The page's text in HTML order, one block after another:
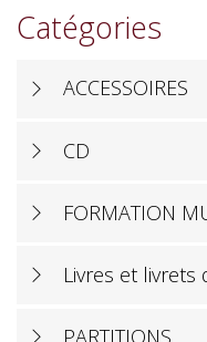
Catégories
ACCESSOIRES
CD
FORMATION
Livres et livrets
PARTITIONS